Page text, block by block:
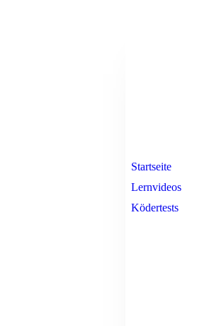
Startseite
Lernvideos
Ködertests